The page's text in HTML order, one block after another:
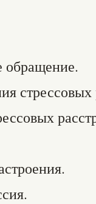
обращение.
стрессовых